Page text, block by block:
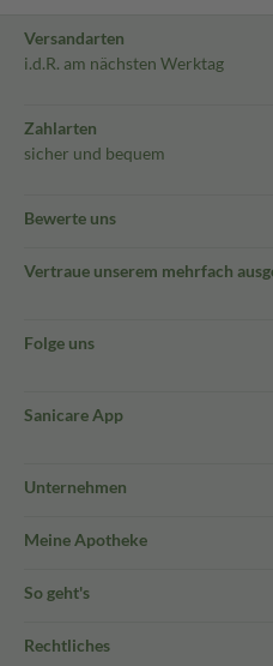
Versandarten
i.d.R. am nächsten Werktag
Zahlarten
sicher und bequem
Bewerte uns
Vertraue unserem mehrfach
Folge uns
Sanicare App
Unternehmen
Meine Apotheke
So geht's
Rechtliches